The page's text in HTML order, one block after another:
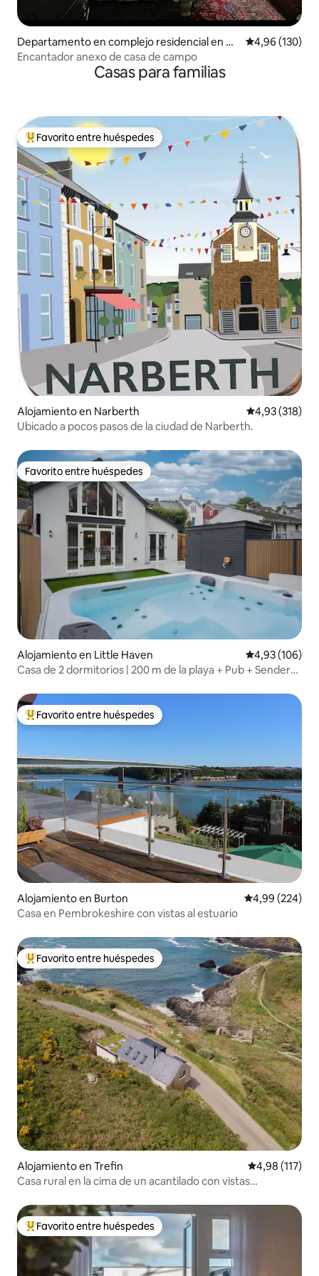
Departamento en complejo residencial en G
ŵyr
Calificación
4,96 (130)
Encantador anexo de casa de campo
Casas para familias
Favorito entre los huéspedes más destacados
Favorito entre huéspedes
Alojamiento en Narberth Calificación
4,93 (318)
Ubicado a pocos pasos de la ciudad de Narberth.
Favorito entre huéspedes
Favorito entre huéspedes
Alojamiento en Little Haven Calificación
4,93 (106)
Casa de 2 dormitorios | 200 m de la playa + Pub + Sendero
Favorito entre los huéspedes más destacados
Favorito entre huéspedes
Alojamiento en Burton Calificación
4,99 (224)
Casa en Pembrokeshire con vistas al estuario
Favorito entre los huéspedes más destacados
Favorito entre huéspedes
Alojamiento en Trefin Calificación
4,98 (117)
Casa rural en la cima de un acantilado con vistas
Favorito entre los huéspedes más destacados
Favorito entre huéspedes